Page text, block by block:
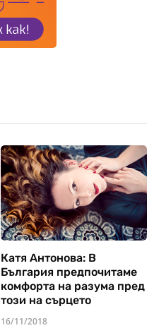
Катя Антонова: В
България предпочитаме
комфорта на разума пред
този на сърцето
16/11/2018